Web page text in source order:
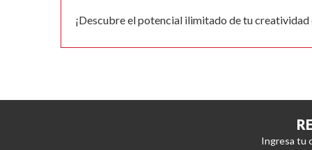
¡Descubre el potencial ilimitado de tu
Ingresa tu